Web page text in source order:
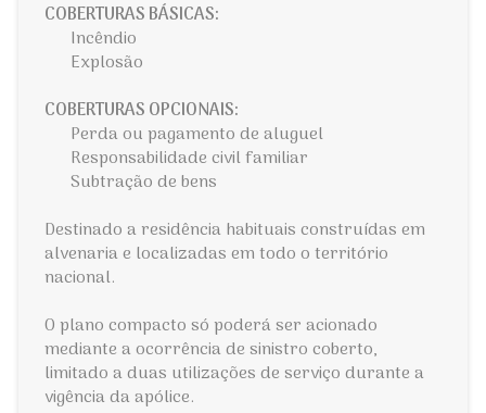
COBERTURAS BÁSICAS:
Incêndio
Explosão
COBERTURAS OPCIONAIS:
Perda ou pagamento de aluguel
Responsabilidade civil familiar
Subtração de bens
Destinado a residência habituais construídas em
alvenaria e localizadas em todo o território
nacional.
O plano compacto só poderá ser acionado
mediante a ocorrência de sinistro coberto,
limitado a duas utilizações de serviço durante a
vigência da apólice.